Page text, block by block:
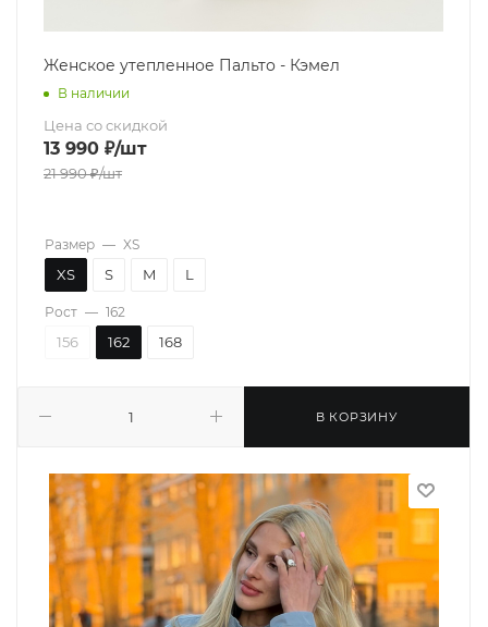
Женское утепленное Пальто - Кэмел
В наличии
Цена со скидкой
13 990 ₽/шт
21 990₽/шт
В КОРЗИНУ
Размер — XS
XS S M L
Рост — 162
156 162 168